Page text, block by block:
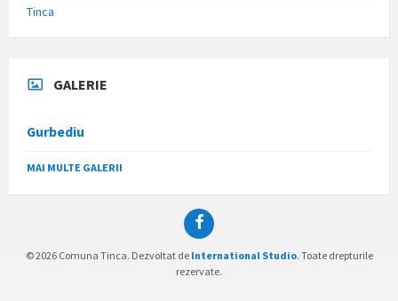
Tinca
GALERIE
Gurbediu
MAI MULTE GALERII
Facebook
© 2026 Comuna Tinca. Dezvoltat de International Studio. Toate drepturile
rezervate.